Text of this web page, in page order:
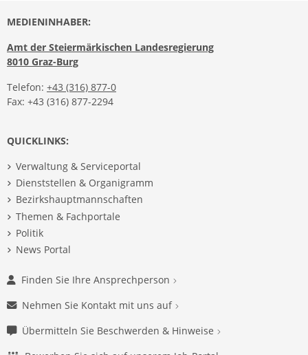
MEDIENINHABER:
Amt der Steiermärkischen Landesregierung
8010 Graz-Burg
Telefon: +43 (316) 877-0
Fax: +43 (316) 877-2294
QUICKLINKS:
Verwaltung & Serviceportal
Dienststellen & Organigramm
Bezirkshauptmannschaften
Themen & Fachportale
Politik
News Portal
Finden Sie Ihre Ansprechperson
Nehmen Sie Kontakt mit uns auf
Übermitteln Sie Beschwerden & Hinweise